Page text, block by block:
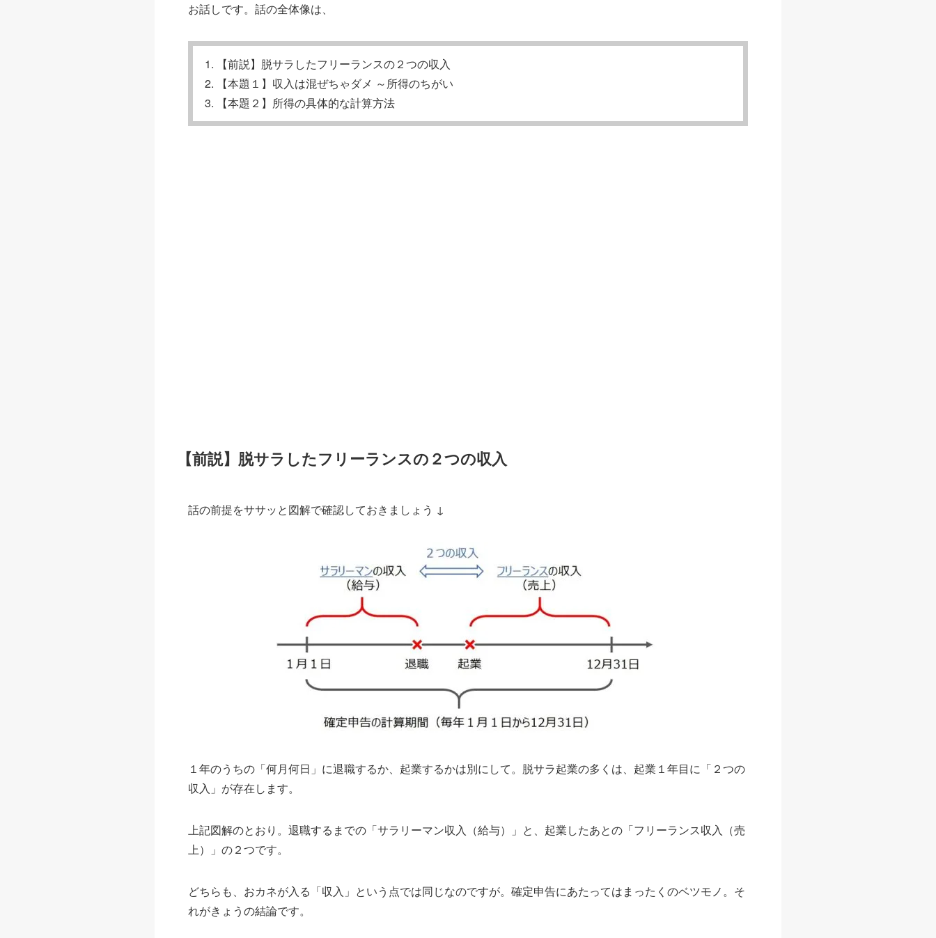
お話しです。話の全体像は、
【前説】脱サラしたフリーランスの２つの収入
【本題１】収入は混ぜちゃダメ ～所得のちがい
【本題２】所得の具体的な計算方法
【前説】脱サラしたフリーランスの２つの収入
話の前提をササッと図解で確認しておきましょう ↓
１年のうちの「何月何日」に退職するか、起業するかは別にして。脱サラ起業の多くは、起業１年目に「２つの
収入」が存在します。
上記図解のとおり。退職するまでの「サラリーマン収入（給与）」と、起業したあとの「フリーランス収入（売
上）」の２つです。
どちらも、おカネが入る「収入」という点では同じなのですが。確定申告にあたってはまったくのベツモノ。そ
れがきょうの結論です。